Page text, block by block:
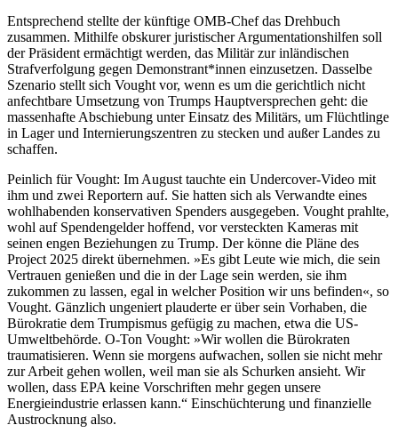
Entsprechend stellte der künftige OMB-Chef das Drehbuch
zusammen. Mithilfe obskurer juristischer Argumentationshilfen soll
der Präsident ermächtigt werden, das Militär zur inländischen
Strafverfolgung gegen Demonstrant*innen einzusetzen. Dasselbe
Szenario stellt sich Vought vor, wenn es um die gerichtlich nicht
anfechtbare Umsetzung von Trumps Hauptversprechen geht: die
massenhafte Abschiebung unter Einsatz des Militärs, um Flüchtlinge
in Lager und Internierungszentren zu stecken und außer Landes zu
schaffen.
Peinlich für Vought: Im August tauchte ein Undercover-Video mit
ihm und zwei Reportern auf. Sie hatten sich als Verwandte eines
wohlhabenden konservativen Spenders ausgegeben. Vought prahlte,
wohl auf Spendengelder hoffend, vor versteckten Kameras mit
seinen engen Beziehungen zu Trump. Der könne die Pläne des
Project 2025 direkt übernehmen. »Es gibt Leute wie mich, die sein
Vertrauen genießen und die in der Lage sein werden, sie ihm
zukommen zu lassen, egal in welcher Position wir uns befinden«, so
Vought. Gänzlich ungeniert plauderte er über sein Vorhaben, die
Bürokratie dem Trumpismus gefügig zu machen, etwa die US-
Umweltbehörde. O-Ton Vought: »Wir wollen die Bürokraten
traumatisieren. Wenn sie morgens aufwachen, sollen sie nicht mehr
zur Arbeit gehen wollen, weil man sie als Schurken ansieht. Wir
wollen, dass EPA keine Vorschriften mehr gegen unsere
Energieindustrie erlassen kann.“ Einschüchterung und finanzielle
Austrocknung also.